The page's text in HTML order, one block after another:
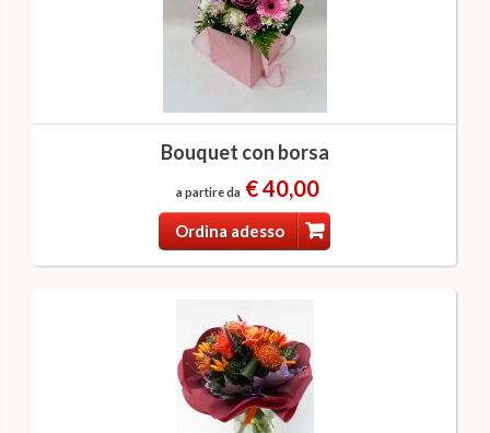
Bouquet con borsa
a partire da € 40,00
Ordina adesso